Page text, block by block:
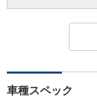
車種スペック